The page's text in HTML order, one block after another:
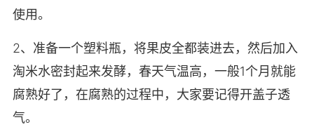
使用。
2、准备一个塑料瓶，将果皮全都装进去，然后加入
淘米水密封起来发酵，春天气温高，一般1个月就能
腐熟好了，在腐熟的过程中，大家要记得开盖子透
气。